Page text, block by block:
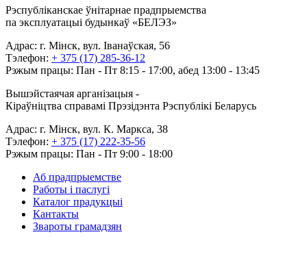
Рэспубліканскае ўнітарнае прадпрыемства
па эксплуатацыі будынкаў «БЕЛЭЗ»
Адрас: г. Мінск, вул. Іванаўская, 56
Тэлефон: + 375 (17) 285-36-12
Рэжым працы: Пан - Пт 8:15 - 17:00, абед 13:00 - 13:45
Вышэйстаячая арганізацыя -
Кіраўніцтва справамі Прэзідэнта Рэспублікі Беларусь
Адрас: г. Мінск, вул. К. Маркса, 38
Тэлефон: + 375 (17) 222-35-56
Рэжым працы: Пан - Пт 9:00 - 18:00
Аб прадпрыемстве
Работы і паслугі
Каталог прадукцыі
Кантакты
Звароты грамадзян